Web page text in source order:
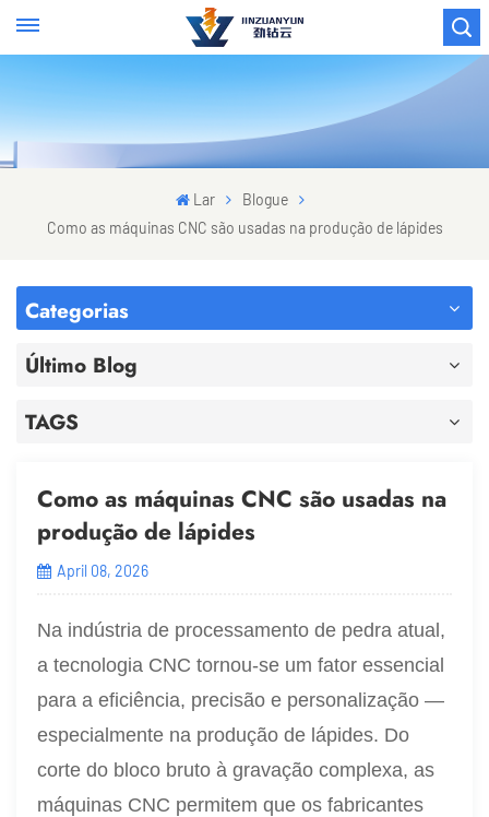
Lar
Blogue
Como as máquinas CNC são usadas na produção de lápides
Categorias
Último Blog
TAGS
Como as máquinas CNC são usadas na
produção de lápides
April 08, 2026
Na indústria de processamento de pedra atual,
a tecnologia CNC tornou-se um fator essencial
para a eficiência, precisão e personalização —
especialmente na produção de lápides. Do
corte do bloco bruto à gravação complexa, as
máquinas CNC permitem que os fabricantes